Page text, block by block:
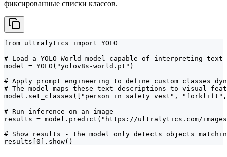
фиксированные списки классов.
from ultralytics import YOLO
# Load a YOLO-World model capable of interpreting text
model = YOLO("yolov8s-world.pt")
# Apply prompt engineering to define custom classes
# The model maps these text descriptions to visual
model.set_classes(["person in safety vest",
# Run inference on an image
results = model.predict("https://ultralytics.com/
# Show results - the model only detects objects
results[0].show()